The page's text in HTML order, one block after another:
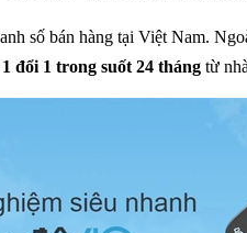
số bán hàng tại Việt Nam.
đổi 1 trong suốt 24 tháng từ